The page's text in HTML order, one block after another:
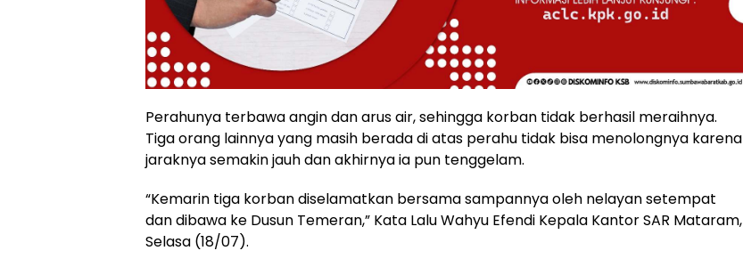
Perahunya terbawa angin dan arus air, sehingga korban tidak berhasil meraihnya.
Tiga orang lainnya yang masih berada di atas perahu tidak bisa menolongnya karena
jaraknya semakin jauh dan akhirnya ia pun tenggelam.
“Kemarin tiga korban diselamatkan bersama sampannya oleh nelayan setempat
dan dibawa ke Dusun Temeran,” Kata Lalu Wahyu Efendi Kepala Kantor SAR Mataram,
Selasa (18/07).